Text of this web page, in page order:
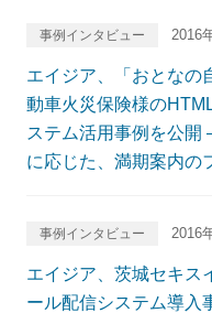
事例インタビュー 2016
エイジア、「おとなの
動車火災保険様の
ステム活用事例を公
に応じた、満期案内
事例インタビュー 2016
エイジア、茨城セキス
ール配信システム導